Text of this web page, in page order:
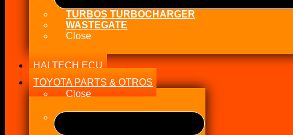
TURBOS TURBOCHARGER
WASTEGATE
Close
HALTECH ECU
TOYOTA PARTS & OTROS
Close